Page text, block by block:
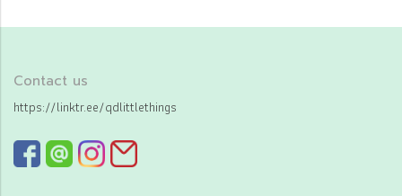
Contact us
https://linktr.ee/qdlittlethings